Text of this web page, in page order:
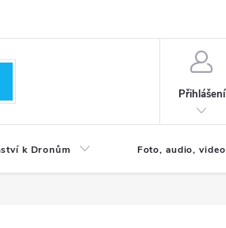
Přihlášení
k Dronům Foto, audio, video